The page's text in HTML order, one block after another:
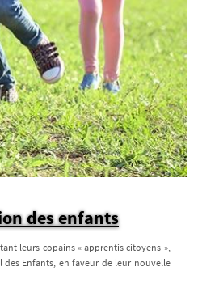
des enfants
leurs copains « apprentis citoyens »,
Enfants, en faveur de leur nouvelle